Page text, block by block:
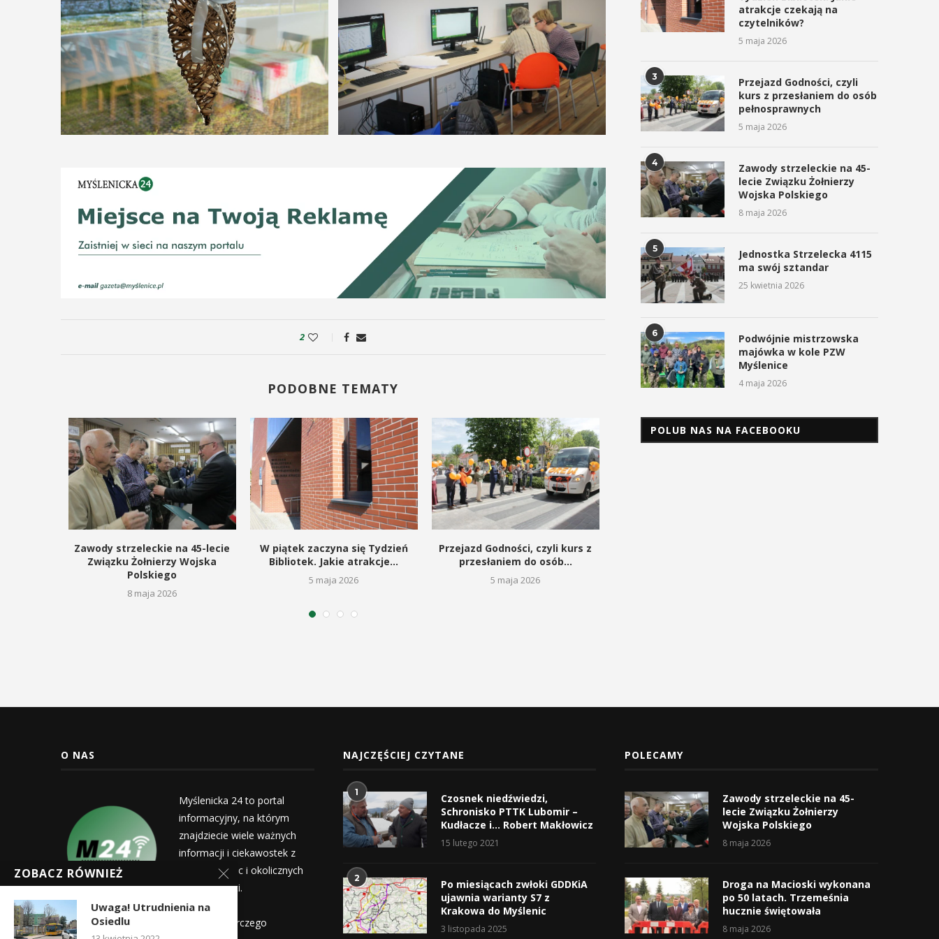
2
PODOBNE TEMATY
Zawody strzeleckie na 45-lecie
Związku Żołnierzy Wojska
Polskiego
8 maja 2026
W piątek zaczyna się Tydzień
Bibliotek. Jakie atrakcje...
5 maja 2026
Przejazd Godności, czyli kurs z
przesłaniem do osób...
5 maja 2026
atrakcje czekają na
czytelników?
5 maja 2026
3
Przejazd Godności, czyli
kurs z przesłaniem do osób
pełnosprawnych
5 maja 2026
4
Zawody strzeleckie na 45-
lecie Związku Żołnierzy
Wojska Polskiego
8 maja 2026
5
Jednostka Strzelecka 4115
ma swój sztandar
25 kwietnia 2026
6
Podwójnie mistrzowska
majówka w kole PZW
Myślenice
4 maja 2026
POLUB NAS NA FACEBOOKU
O NAS
Myślenicka 24 to portal
informacyjny, na którym
znajdziecie wiele ważnych
informacji i ciekawostek z
życia Myślenic i okolicznych
miejscowości.
Wydawca:
Myślenicka Agencja Rozwoju Gospodarczego
NAJCZĘŚCIEJ CZYTANE
1
Czosnek niedźwiedzi,
Schronisko PTTK Lubomir –
Kudłacze i… Robert Makłowicz
15 lutego 2021
2
Po miesiącach zwłoki GDDKiA
ujawnia warianty S7 z
Krakowa do Myślenic
3 listopada 2025
POLECAMY
Zawody strzeleckie na 45-
lecie Związku Żołnierzy
Wojska Polskiego
8 maja 2026
Droga na Macioski wykonana
po 50 latach. Trzemeśnia
hucznie świętowała
8 maja 2026
ZOBACZ RÓWNIEŻ
Uwaga! Utrudnienia na
Osiedlu